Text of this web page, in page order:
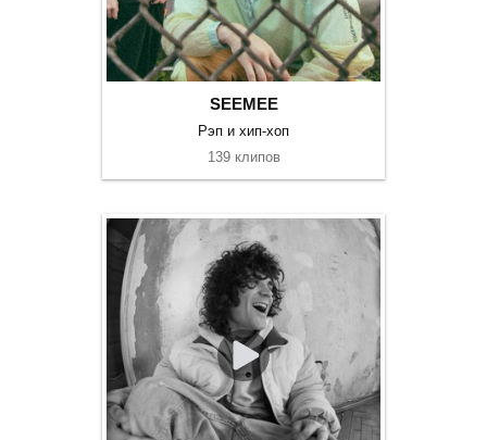
SEEMEE
Рэп и хип-хоп
139 клипов